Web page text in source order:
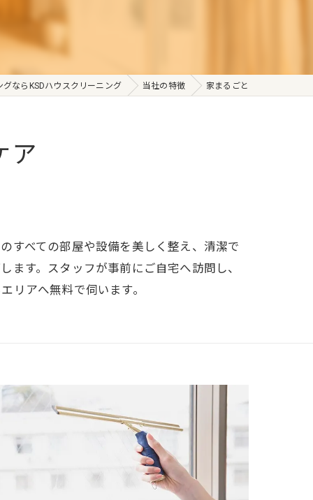
ならKSDハウスクリーニング 当社の特徴 家まるごと
ア
すべての部屋や設備を美しく整え、清潔で
ます。スタッフが事前にご自宅へ訪問し、
リアへ無料で伺います。